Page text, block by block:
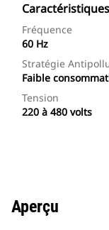
Fréquence
60 Hz
Stratégie
Faible
Tension
220 à 480 volts
Aperçu